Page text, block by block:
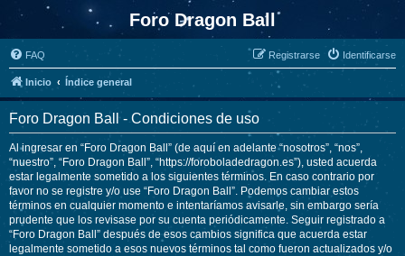
Foro Dragon Ball
FAQ Identificarse
Registrarse
Inicio Índice general
Foro Dragon Ball - Condiciones de uso
Al ingresar en “Foro Dragon Ball” (de aquí en adelante “nosotros”, “nos”,
“nuestro”, “Foro Dragon Ball”, “https://foroboladedragon.es”), usted acuerda
estar legalmente sometido a los siguientes términos. En caso contrario por
favor no se registre y/o use “Foro Dragon Ball”. Podemos cambiar estos
términos en cualquier momento e intentaríamos avisarle, sin embargo sería
prudente que los revisase por su cuenta periódicamente. Seguir registrado a
“Foro Dragon Ball” después de esos cambios significa que acuerda estar
legalmente sometido a esos nuevos términos tal como fueron actualizados y/o